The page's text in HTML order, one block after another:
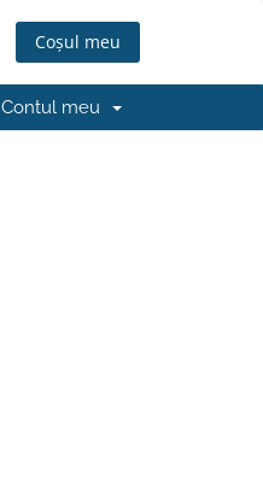
Coșul meu
Contul meu